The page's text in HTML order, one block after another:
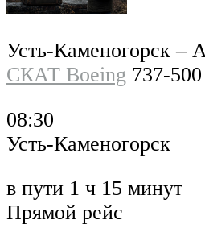
Усть-Каменогорск –
СКАТ Boeing 737-500
08:30
Усть-Каменогорск
в пути 1 ч 15 минут
Прямой рейс